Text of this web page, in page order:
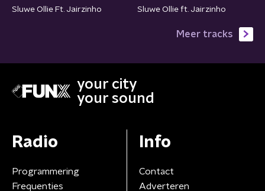
Sluwe Ollie Ft. Jairzinho
Sluwe Ollie ft. Jairzinho
Meer tracks
your city
your sound
Radio
Programmering
Frequenties
Info
Contact
Adverteren